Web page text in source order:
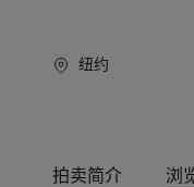
纽约
拍卖简介 浏